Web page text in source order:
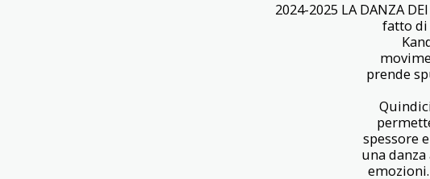
2024-2025 LA DANZA
fatto di
prende
spessore
una